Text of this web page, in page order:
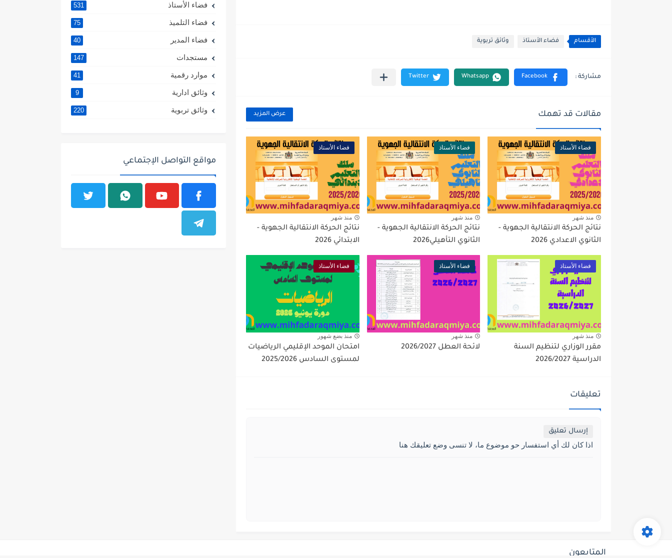
الأقسام فضاء الأستاذ وثائق تربوية
مقالات قد تهمك عرض المزيد
فضاء الأستاذ
منذ شهر
نتائج الحركة الانتقالية الجهوية -
الثانوي الاعدادي 2026
فضاء الأستاذ
منذ شهر
نتائج الحركة الانتقالية الجهوية -
الثانوي التأهيلي2026
فضاء الأستاذ
منذ شهر
نتائج الحركة الانتقالية الجهوية -
الابتدائي 2026
فضاء الأستاذ
منذ شهر
مقرر الوزاري لتنظيم السنة
الدراسية 2026/2027
فضاء الأستاذ
منذ شهر
لائحة العطل 2026/2027
فضاء الأستاذ
منذ بضع شهور
امتحان الموحد الإقليمي الرياضيات
لمستوى السادس 2025/2026
تعليقات
إرسال تعليق
اذا كان لك أي استفسار حو موضوع ما، لا تنسى وضع تعليقك هنا
فضاء الأستاذ 531
فضاء التلميذ 75
فضاء المدير 40
مستجدات 147
موارد رقمية 41
وثائق ادارية 9
وثائق تربوية 220
مواقع التواصل الإجتماعي
المتابعون